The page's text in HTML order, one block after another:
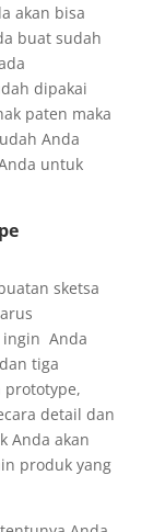
akan bisa
buat sudah
dipakai
paten maka
Anda
untuk
sketsa
ingin Anda
tiga
prototype,
detail dan
Anda akan
produk yang